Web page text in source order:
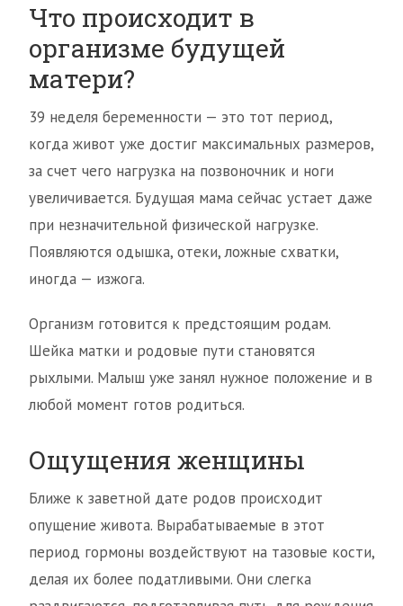
Что происходит в
организме будущей
матери?
39 неделя беременности — это тот период,
когда живот уже достиг максимальных размеров,
за счет чего нагрузка на позвоночник и ноги
увеличивается. Будущая мама сейчас устает даже
при незначительной физической нагрузке.
Появляются одышка, отеки, ложные схватки,
иногда — изжога.
Организм готовится к предстоящим родам.
Шейка матки и родовые пути становятся
рыхлыми. Малыш уже занял нужное положение и в
любой момент готов родиться.
Ощущения женщины
Ближе к заветной дате родов происходит
опущение живота. Вырабатываемые в этот
период гормоны воздействуют на тазовые кости,
делая их более податливыми. Они слегка